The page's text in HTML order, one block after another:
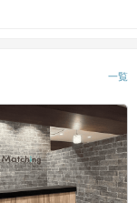
一覧